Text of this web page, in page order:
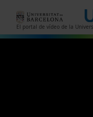
El portal de vídeo de la